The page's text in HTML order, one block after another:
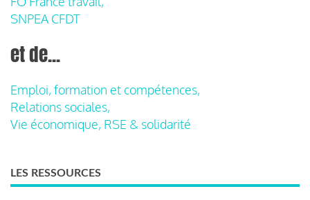
SNPEA CFDT
et de...
Emploi, formation et compétences,
Relations sociales,
Vie économique, RSE & solidarité
LES RESSOURCES